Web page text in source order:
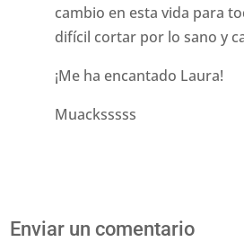
cambio en esta vida para
difícil cortar por lo sano y
¡Me ha encantado Laura!
Muacksssss
Enviar un comentario